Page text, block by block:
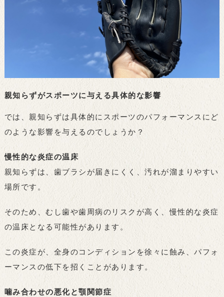
親知らずがスポーツに与える具体的な影響
では、親知らずは具体的にスポーツのパフォーマンスにど
のような影響を与えるのでしょうか？
慢性的な炎症の温床
親知らずは、歯ブラシが届きにくく、汚れが溜まりやすい
場所です。
そのため、むし歯や歯周病のリスクが高く、慢性的な炎症
の温床となる可能性があります。
この炎症が、全身のコンディションを徐々に蝕み、パフォ
ーマンスの低下を招くことがあります。
噛み合わせの悪化と顎関節症